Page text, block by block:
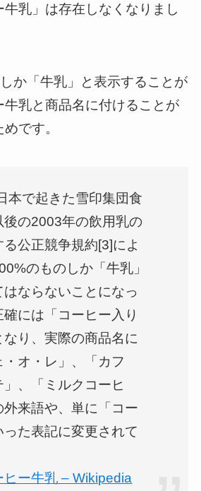
牛乳」は存在しなくなりまし
か「牛乳」と表示することが
牛乳と商品名に付けることが
です。
本で起きた雪印集団食
後の2003年の飲用乳の
公正競争規約[3]によ
のものしか「牛乳」
はならないことになっ
には「コーヒー入り
なり、実際の商品名に
・オ・レ」、「カフ
」、「ミルクコーヒ
外来語や、単に「コー
った表記に変更されて
ヒー牛乳 – Wikipedia